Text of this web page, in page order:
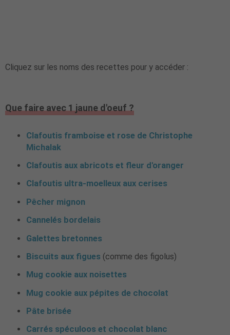
Cliquez sur les noms des recettes pour y accéder :
Que faire avec 1 jaune d'oeuf ?
Clafoutis framboise et rose de Christophe
Michalak
Clafoutis aux abricots et fleur d'oranger
Clafoutis ultra-moelleux aux cerises
Pêcher mignon
Cannelés bordelais
Galettes bretonnes
Biscuits aux figues (comme des figolus)
Mug cookie aux noisettes
Mug cookie aux pépites de chocolat
Pâte brisée
Carrés spéculoos et chocolat blanc